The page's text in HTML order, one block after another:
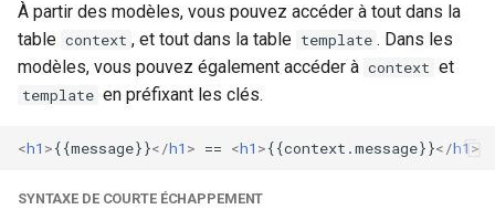
security
selective-cache-purge
set-misc
Sortie
Utilisation de Blocs
Lua
À partir des modèles, vous pouvez accéder à tout dans la
table context , et tout dans la table template . Dans les
modèles, vous pouvez également accéder à context et
template en préfixant les clés.
<h1 >{{message}}</h1 > == <h1 >{{context.message}}</h1 >
SYNTAXE DE COURTE ÉCHAPPEMENT